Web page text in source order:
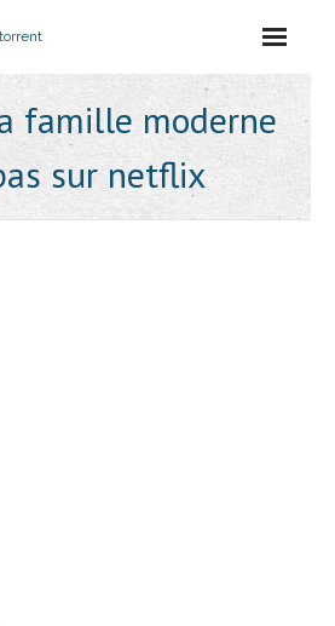
famille moderne
sur netflix